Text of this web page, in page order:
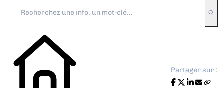
Partager sur :